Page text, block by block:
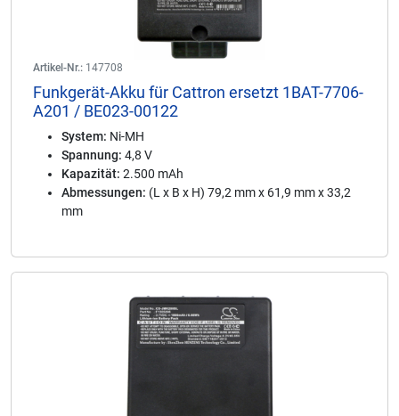
Artikel-Nr.: 147708
Funkgerät-Akku für Cattron ersetzt 1BAT-7706-
A201 / BE023-00122
System: Ni-MH
Spannung: 4,8 V
Kapazität: 2.500 mAh
Abmessungen: (L x B x H) 79,2 mm x 61,9 mm x 33,2
mm